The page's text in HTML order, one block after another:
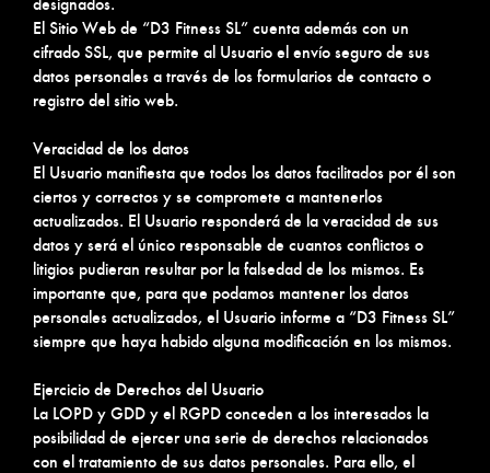
designados.
El Sitio Web de “D3 Fitness SL” cuenta además con un
cifrado SSL, que permite al Usuario el envío seguro de sus
datos personales a través de los formularios de contacto o
registro del sitio web.
Veracidad de los datos
El Usuario manifiesta que todos los datos facilitados por él son
ciertos y correctos y se compromete a mantenerlos
actualizados. El Usuario responderá de la veracidad de sus
datos y será el único responsable de cuantos conflictos o
litigios pudieran resultar por la falsedad de los mismos. Es
importante que, para que podamos mantener los datos
personales actualizados, el Usuario informe a “D3 Fitness SL”
siempre que haya habido alguna modificación en los mismos.
Ejercicio de Derechos del Usuario
La LOPD y GDD y el RGPD conceden a los interesados la
posibilidad de ejercer una serie de derechos relacionados
con el tratamiento de sus datos personales. Para ello, el